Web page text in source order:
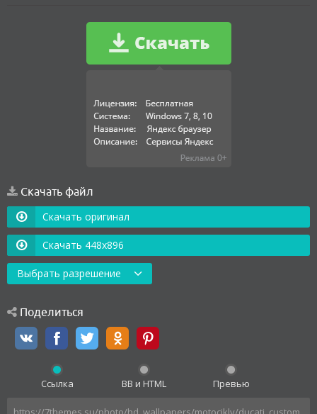
Скачать файл
Скачать оригинал
Скачать 448x896
Выбрать разрешение
Поделиться
Ссылка BB и HTML Превью